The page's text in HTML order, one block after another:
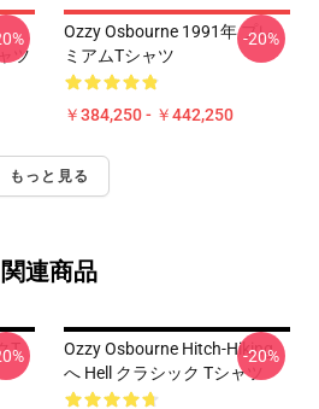
ツ
Ozzy Osbourne 1991年 プレ
ミアムTシャツ
￥384,250 - ￥442,250
-20%
もっと見る
関連商品
T
Ozzy Osbourne Hitch-Hiking
へ Hell クラシック Tシャツ
-20%